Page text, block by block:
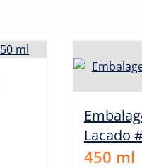
Lacado
450 ml